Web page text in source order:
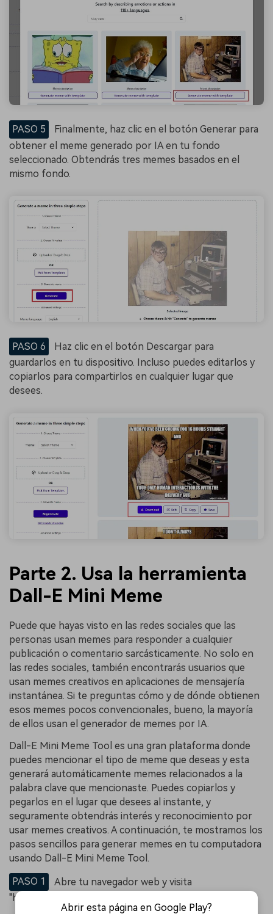
PASO 5
Finalmente, haz clic en el botón Generar para
obtener el meme generado por IA en tu fondo
seleccionado. Obtendrás tres memes basados ​​en el
mismo fondo.
PASO 6
Haz clic en el botón Descargar para
guardarlos en tu dispositivo. Incluso puedes editarlos y
copiarlos para compartirlos en cualquier lugar que
desees.
Parte 2. Usa la herramienta
Dall-E Mini Meme
Puede que hayas visto en las redes sociales que las
personas usan memes para responder a cualquier
publicación o comentario sarcásticamente. No solo en
las redes sociales, también encontrarás usuarios que
usan memes creativos en aplicaciones de mensajería
instantánea. Si te preguntas cómo y de dónde obtienen
esos memes pocos convencionales, bueno, la mayoría
de ellos usan el generador de memes por IA.
Dall-E Mini Meme Tool es una gran plataforma donde
puedes mencionar el tipo de meme que deseas y esta
generará automáticamente memes relacionados a la
palabra clave que mencionaste. Puedes copiarlos y
pegarlos en el lugar que desees al instante, y
seguramente obtendrás interés y reconocimiento por
usar memes creativos. A continuación, te mostramos los
pasos sencillos para generar memes en tu computadora
usando Dall-E Mini Meme Tool.
PASO 1
Abre tu navegador web y visita
"huggingface.co/spaces/dalle-mini/dalle-mini".
Abrir esta página en Google Play?